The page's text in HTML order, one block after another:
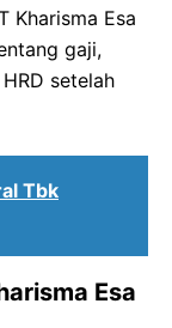
Kharisma Esa
gaji,
setelah
Tbk
Esa